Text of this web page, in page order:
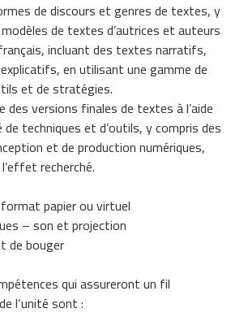
de discours et genres de textes, y
de textes d’autrices et auteurs
incluant des textes narratifs,
en utilisant une gamme de
et de stratégies.
des versions finales de textes à l’aide
de techniques et d’outils, y compris des
et de production numériques,
recherché.
papier ou virtuel
– son et projection
de bouger
qui assureront un fil
l‘unitésont :